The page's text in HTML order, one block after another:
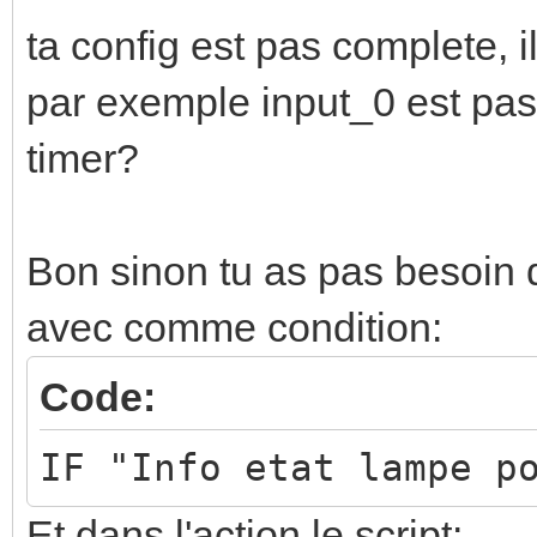
frequency="10000"
poisson"
type="WebOutputLight"
pnp-
</
</calaos:home>
<calaos:action
<calaos:script
[CDATA[local
local test_lampe2 =
ta config est pas complete,
par exemple input_0 est
timer?
Bon sinon tu as pas besoin
avec comme condition:
Code:
IF "Info etat lampe